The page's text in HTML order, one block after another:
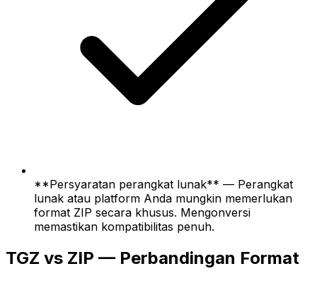
**Persyaratan perangkat lunak** — Perangkat
lunak atau platform Anda mungkin memerlukan
format ZIP secara khusus. Mengonversi
memastikan kompatibilitas penuh.
TGZ vs ZIP — Perbandingan Format